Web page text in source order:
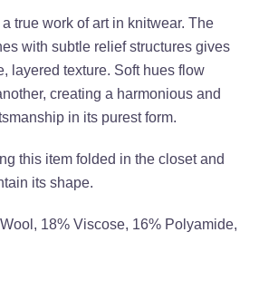
true work of art in knitwear. The
with subtle relief structures gives
layered texture. Soft hues flow
creating a harmonious and
in its purest form.
this item folded in the closet and
its shape.
18% Viscose, 16% Polyamide,